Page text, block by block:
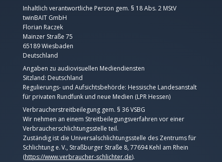
Inhaltlich verantwortliche Person gem. § 18 Abs. 2 MStV
twinBAIT GmbH​
Florian Raczek
Mainzer Straße 75
65189 Wiesbaden
Deutschland
Angaben zu audiovisuellen Mediendiensten
Sitzland: Deutschland
Regulierungs- und Aufsichtsbehörde: Hessische Landesanstalt
für privaten Rundfunk und neue Medien (LPR Hessen)
Verbraucherstreitbeilegung gem. § 36 VSBG
Wir nehmen an einem Streitbeilegungsverfahren vor einer
Verbraucherschlichtungsstelle teil.
Zuständig ist die Universalschlichtungsstelle des Zentrums für
Schlichtung e. V., Straßburger Straße 8, 77694 Kehl am Rhein
(https://www.verbraucher-schlichter.de).